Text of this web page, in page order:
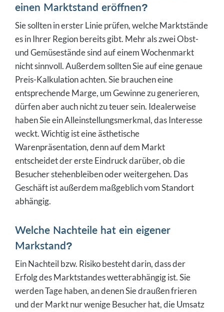
einen Marktstand eröffnen?
Sie sollten in erster Linie prüfen, welche Marktstände
es in Ihrer Region bereits gibt. Mehr als zwei Obst-
und Gemüsestände sind auf einem Wochenmarkt
nicht sinnvoll. Außerdem sollten Sie auf eine genaue
Preis-Kalkulation achten. Sie brauchen eine
entsprechende Marge, um Gewinne zu generieren,
dürfen aber auch nicht zu teuer sein. Idealerweise
haben Sie ein Alleinstellungsmerkmal, das Interesse
weckt. Wichtig ist eine ästhetische
Warenpräsentation, denn auf dem Markt
entscheidet der erste Eindruck darüber, ob die
Besucher stehenbleiben oder weitergehen. Das
Geschäft ist außerdem maßgeblich vom Standort
abhängig.
Welche Nachteile hat ein eigener
Markstand?
Ein Nachteil bzw. Risiko besteht darin, dass der
Erfolg des Marktstandes wetterabhängig ist. Sie
werden Tage haben, an denen Sie draußen frieren
und der Markt nur wenige Besucher hat, die Umsatz